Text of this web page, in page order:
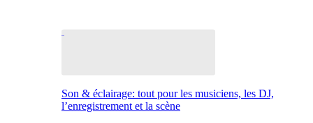
Son & éclairage: tout pour les musiciens, les DJ,
l’enregistrement et la scène